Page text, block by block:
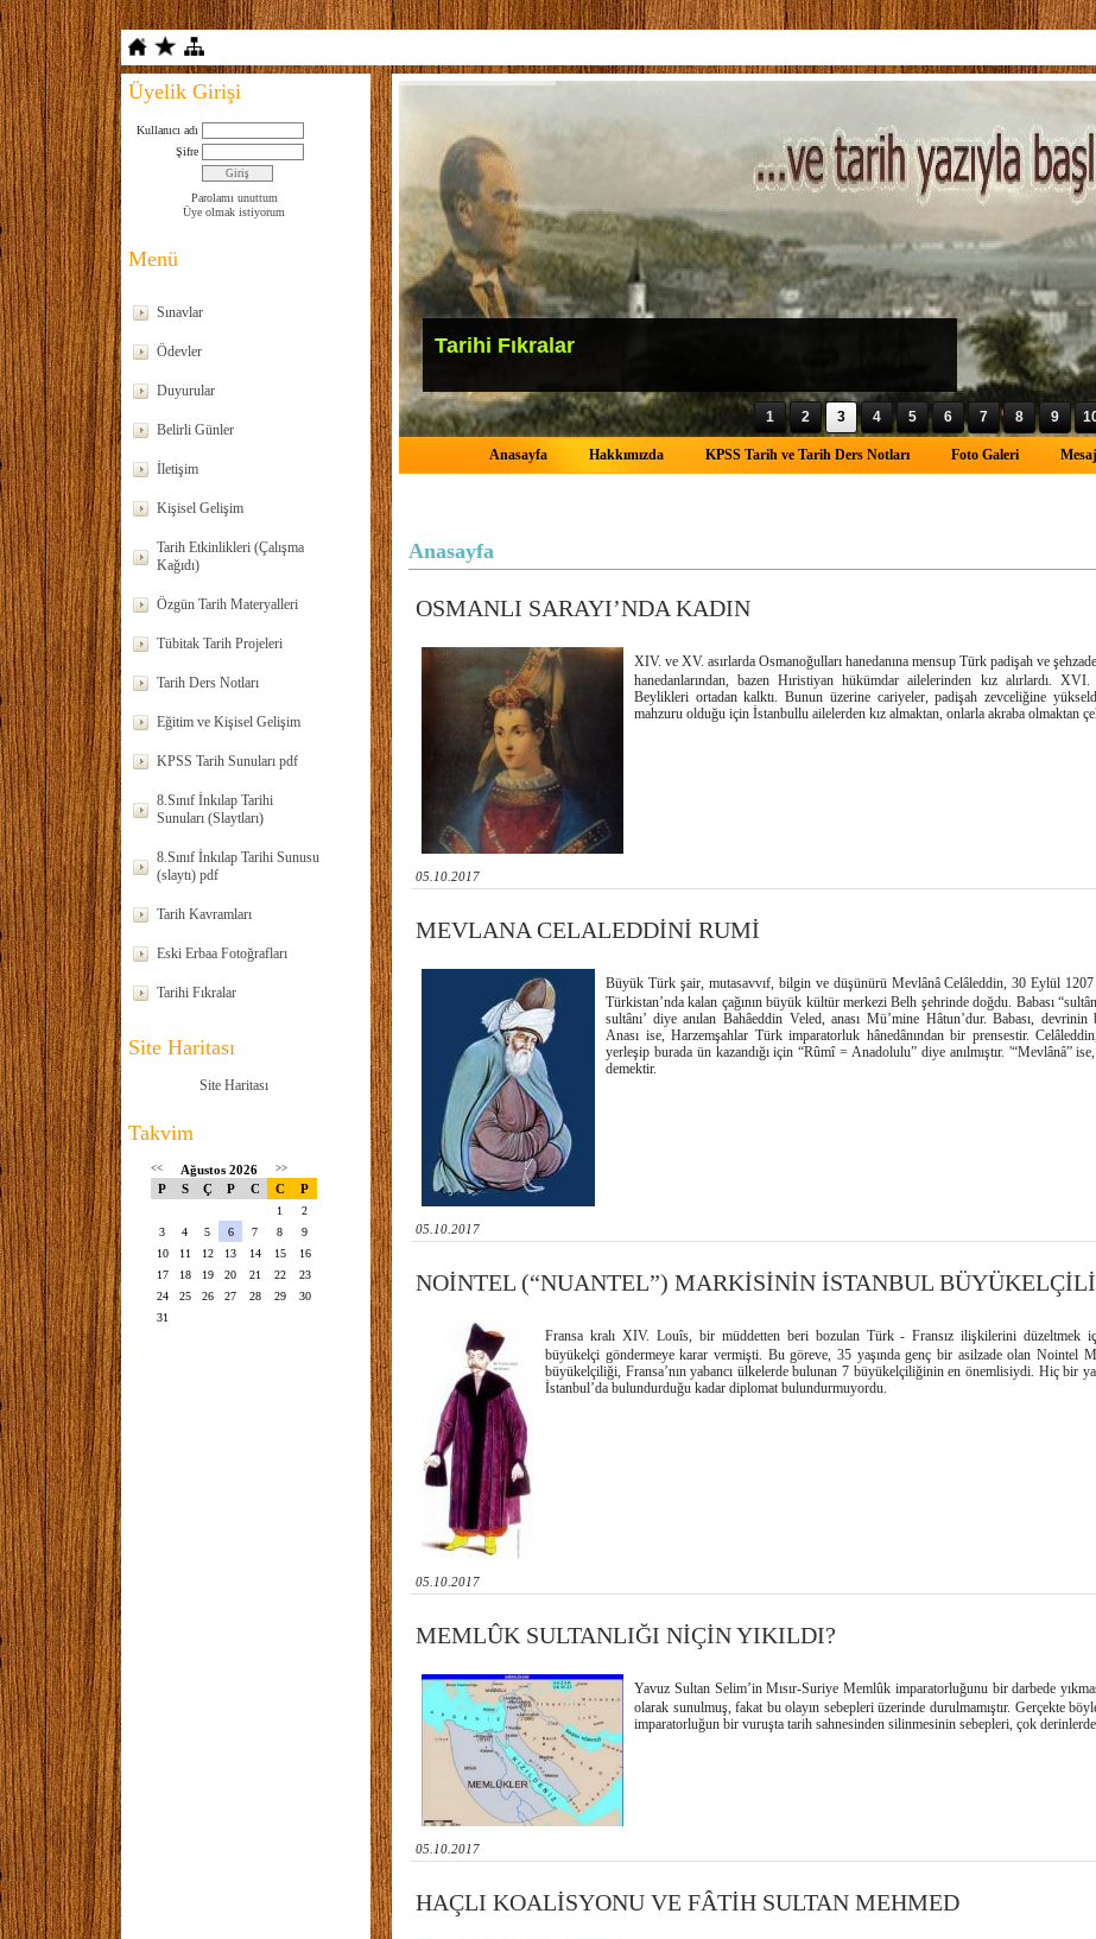
Üyelik Girişi
Kullanıcı adı
Şifre
Parolamı unuttum
Üye olmak istiyorum
Menü
Sınavlar
Ödevler
Duyurular
Belirli Günler
İletişim
Kişisel Gelişim
Tarih Etkinlikleri (Çalışma
Kağıdı)
Özgün Tarih Materyalleri
Tübitak Tarih Projeleri
Tarih Ders Notları
Eğitim ve Kişisel Gelişim
KPSS Tarih Sunuları pdf
8.Sınıf İnkılap Tarihi
Sunuları (Slaytları)
8.Sınıf İnkılap Tarihi Sunusu
(slaytı) pdf
Tarih Kavramları
Eski Erbaa Fotoğrafları
Tarihi Fıkralar
Site Haritası
Site Haritası
Takvim
<< Ağustos 2026 >>
P S Ç P C C P
1
2
3
4 5 6 7 8
9
10
11 12 13 14 15
16
17
18 19 20 21 22
23
24
25 26 27 28 29
30
31
Tarihi Fıkralar
1 2 3 4 5 6 7 8 9
Anasayfa Hakkımızda KPSS Tarih ve Tarih Ders Notları Foto Galeri
Anasayfa
OSMANLI SARAYI’NDA KADIN
XIV. ve XV. asırlarda Osmanoğulları hanedanına mensup Türk padişah ve
hanedanlarından, bazen Hıristiyan hükümdar ailelerinden kız alırlardı.
Beylikleri ortadan kalktı. Bunun üzerine cariyeler, padişah zevceliğine
mahzuru olduğu için İstanbullu ailelerden kız almaktan, onlarla akraba olmaktan
05.10.2017
MEVLANA CELALEDDİNİ RUMİ
Büyük Türk şair, mutasavvıf, bilgin ve düşünürü Mevlânâ Celâleddin, 30 Eylül
Türkistan’nda kalan çağının büyük kültür merkezi Belh şehrinde doğdu. Babası
sultânı’ diye anılan Bahâeddin Veled, anası Mü’mine Hâtun’dur. Babası,
Anası ise, Harzemşahlar Türk imparatorluk hânedânından bir prensestir.
yerleşip burada ün kazandığı için “Rûmî = Anadolulu” diye anılmıştır. '“Mevlânâ”
demektir.
05.10.2017
NOİNTEL (“NUANTEL”) MARKİSİNİN İSTANBUL
Fransa kralı XIV. Louîs, bir müddetten beri bozulan Türk - Fransız ilişkilerini düzeltmek
büyükelçi göndermeye karar vermişti. Bu göreve, 35 yaşında genç bir asilzade olan Nointel
büyükelçiliği, Fransa’nın yabancı ülkelerde bulunan 7 büyükelçiliğinin en önemlisiydi. Hiç bir
İstanbul’da bulundurduğu kadar diplomat bulundurmuyordu.
05.10.2017
MEMLÛK SULTANLIĞI NİÇİN YIKILDI?
Yavuz Sultan Selim’in Mısır-Suriye Memlûk imparatorluğunu bir darbede
olarak sunulmuş, fakat bu olayın sebepleri üzerinde durulmamıştır. Gerçekte
imparatorluğun bir vuruşta tarih sahnesinden silinmesinin sebepleri, çok
05.10.2017
HAÇLI KOALİSYONU VE FÂTİH SULTAN MEHMED